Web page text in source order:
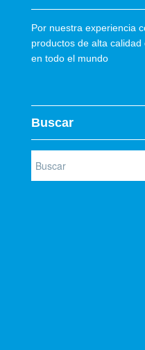
Por nuestra experiencia
productos de alta calidad
en todo el mundo
Buscar